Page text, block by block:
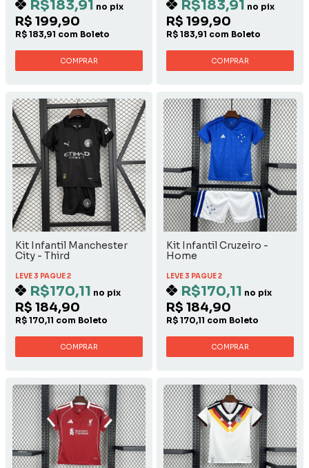
R$183,91 no pix
R$ 199,90
R$ 183,91 com Boleto
COMPRAR
R$183,91 no pix
R$ 199,90
R$ 183,91 com Boleto
COMPRAR
Kit Infantil Manchester
City - Third
LEVE 3 PAGUE 2
R$170,11 no pix
R$ 184,90
R$ 170,11 com Boleto
COMPRAR
Kit Infantil Cruzeiro -
Home
LEVE 3 PAGUE 2
R$170,11 no pix
R$ 184,90
R$ 170,11 com Boleto
COMPRAR